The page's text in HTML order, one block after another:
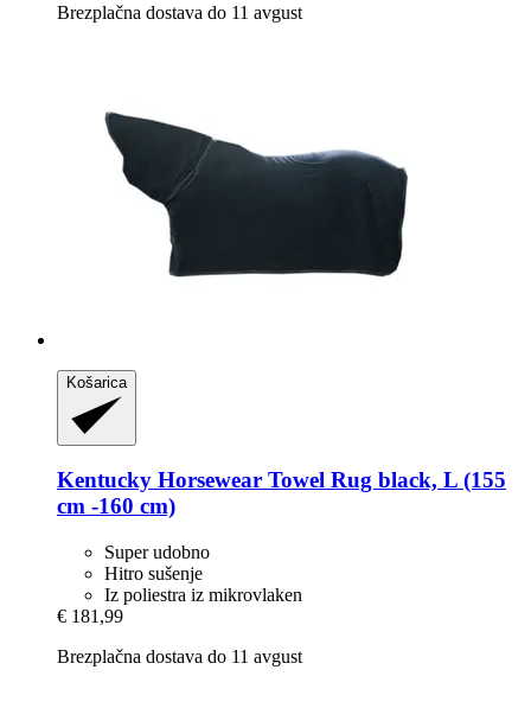
Brezplačna dostava do 11 avgust
Košarica
Kentucky Horsewear Towel Rug black, L (155
cm -​160 cm)
Super udobno
Hitro sušenje
Iz poliestra iz mikrovlaken
€ 181,99
Brezplačna dostava do 11 avgust